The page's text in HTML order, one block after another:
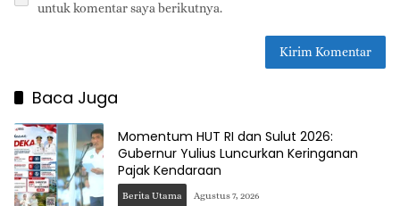
untuk komentar saya berikutnya.
Baca Juga
Momentum HUT RI dan Sulut 2026:
Gubernur Yulius Luncurkan Keringanan
Pajak Kendaraan
Berita Utama Agustus 7, 2026